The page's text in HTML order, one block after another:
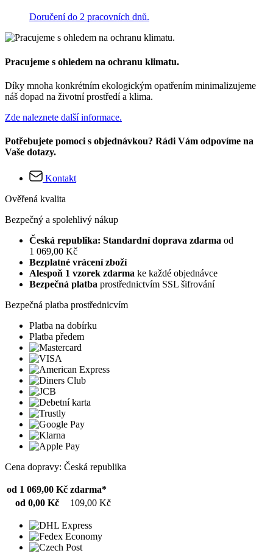
Doručení do 2 pracovních dnů.
Pracujeme s ohledem na ochranu klimatu.
Díky mnoha konkrétním ekologickým opatřením minimalizujeme
náš dopad na životní prostředí a klima.
Zde naleznete další informace.
Potřebujete pomoci s objednávkou? Rádi Vám odpovíme na
Vaše dotazy.
Kontakt
Ověřená kvalita
Bezpečný a spolehlivý nákup
Česká republika: Standardní doprava zdarma od
1 069,00 Kč
Bezplatné vrácení zboží
Alespoň 1 vzorek zdarma ke každé objednávce
Bezpečná platba prostřednictvím SSL šifrování
Bezpečná platba prostřednicvím
Platba na dobírku
Platba předem
Cena dopravy: Česká republika
od 1 069,00 Kč zdarma*
od 0,00 Kč
109,00 Kč